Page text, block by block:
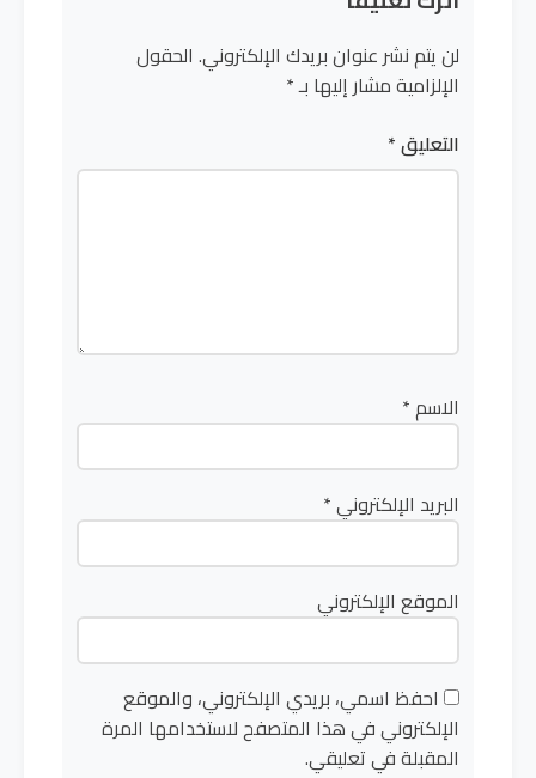
لن يتم نشر عنوان بريدك الإلكتروني. الحقول
الإلزامية مشار إليها بـ*
التعليق*
الاسم*
البريد الإلكتروني*
الموقع الإلكتروني
احفظ اسمي، بريدي الإلكتروني، والموقع
الإلكتروني في هذا المتصفح لاستخدامها المرة
المقبلة في تعليقي.